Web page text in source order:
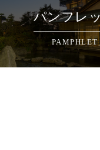
パンフレ
PAMPHLET